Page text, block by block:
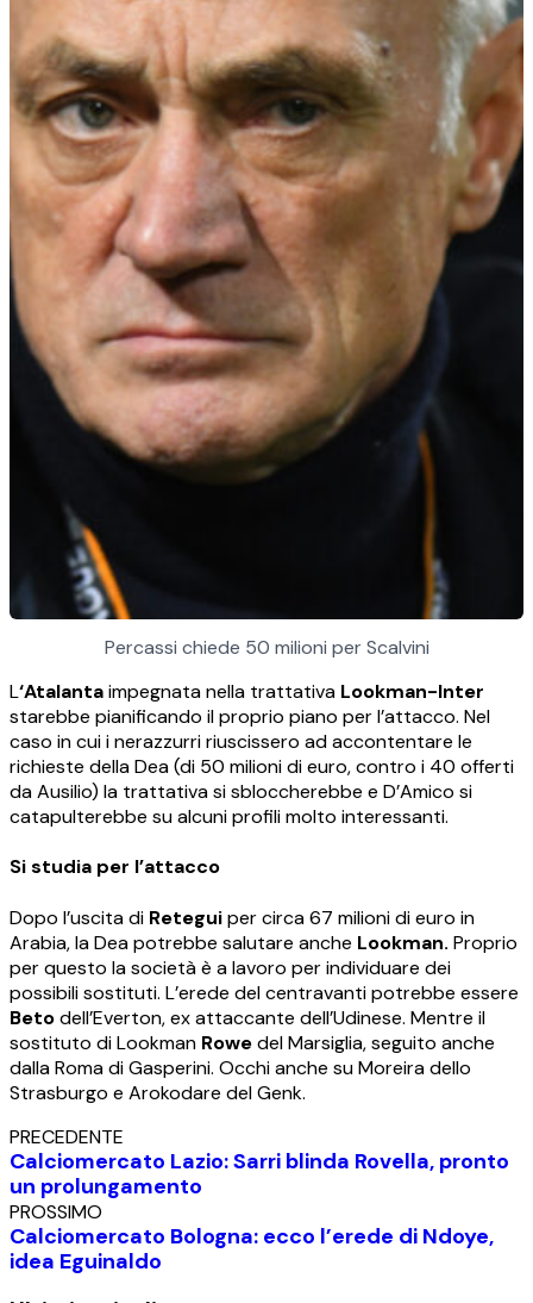
Percassi chiede 50 milioni per Scalvini
L‘Atalantaimpegnata nella trattativa Lookman-Inter
starebbe pianificando il proprio piano per l’attacco. Nel
caso in cui i nerazzurri riuscissero ad accontentare le
richieste della Dea (di 50 milioni di euro, contro i 40 offerti
da Ausilio) la trattativa si sbloccherebbe e D’Amico si
catapulterebbe su alcuni profili molto interessanti.
Si studia per l’attacco
Dopo l’uscita di Reteguiper circa 67 milioni di euro in
Arabia, la Dea potrebbe salutare anche Lookman. Proprio
per questo la società è a lavoro per individuare dei
possibili sostituti. L’erede del centravanti potrebbe essere
Betodell’Everton, ex attaccante dell’Udinese. Mentre il
sostituto di Lookman Rowedel Marsiglia, seguito anche
dalla Roma di Gasperini. Occhi anche su Moreira dello
Strasburgo e Arokodare del Genk.
PRECEDENTE
Calciomercato Lazio: Sarri blinda Rovella, pronto
un prolungamento
PROSSIMO
Calciomercato Bologna: ecco l’erede di Ndoye,
idea Eguinaldo